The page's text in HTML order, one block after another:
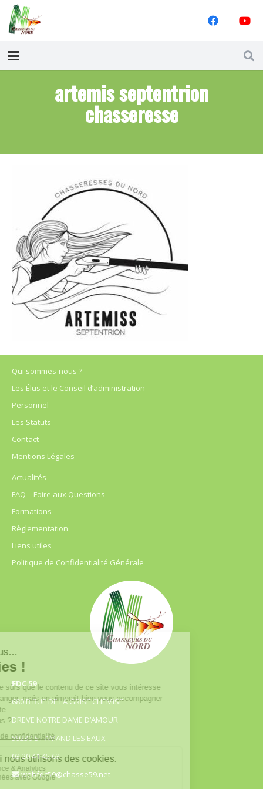
artemis septentrion
chasseresse
Qui sommes-nous ?
Les Élus et le Conseil d’administration
Personnel
Les Statuts
Contact
Mentions Légales
Actualités
FAQ – Foire aux Questions
Formations
Règlementation
Liens utiles
Politique de Confidentialité Générale
FDC 59
680 B RUE DE LA GRISE CHEMISE
DREVE NOTRE DAME D’AMOUR
59230 ST AMAND LES EAUX
03.20.41.45.63
webfdc59@chasse59.net